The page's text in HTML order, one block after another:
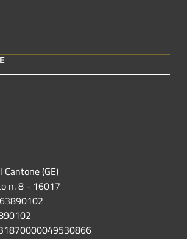
Cantone (GE)
n. 8 - 16017